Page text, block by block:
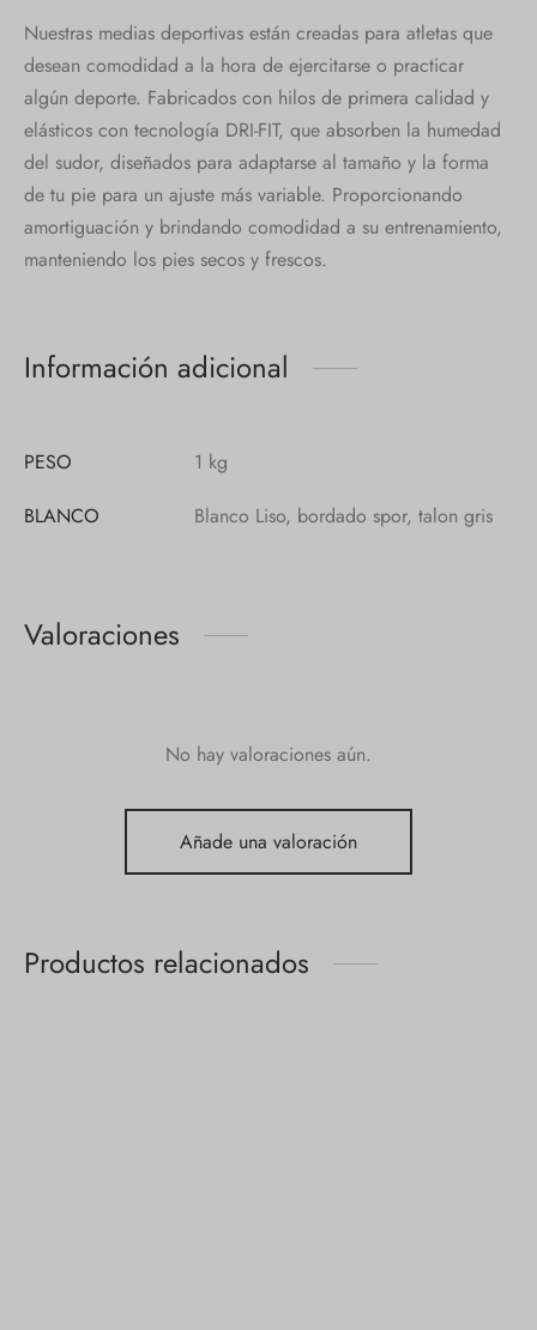
Nuestras medias deportivas están creadas para atletas que
desean comodidad a la hora de ejercitarse o practicar
algún deporte. Fabricados con hilos de primera calidad y
elásticos con tecnología DRI-FIT, que absorben la humedad
del sudor, diseñados para adaptarse al tamaño y la forma
de tu pie para un ajuste más variable. Proporcionando
amortiguación y brindando comodidad a su entrenamiento,
manteniendo los pies secos y frescos.
Información adicional
PESO
1 kg
BLANCO
Blanco Liso, bordado spor, talon gris
Valoraciones
No hay valoraciones aún.
Añade una valoración
Productos relacionados